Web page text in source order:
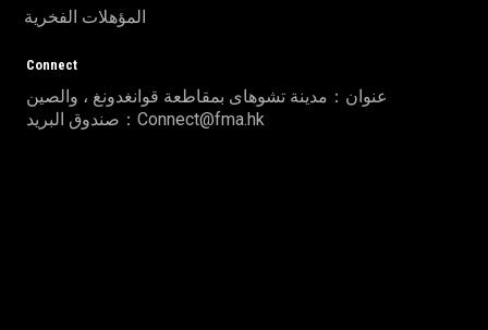
المؤهلات الفخرية
Connect
عنوان：مدينة تشوهاى بمقاطعة قوانغدونغ ، والصين
صندوق البريد：Connect@fma.hk